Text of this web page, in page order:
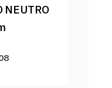
NEUTRO